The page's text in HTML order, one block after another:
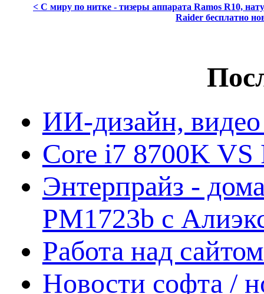
< С миру по нитке - тизеры аппарата Ramos R10,
Raider бесплатно
ИИ-дизайн,
Core i7 8700K VS
Энтерпрайз -
PM1723b с
Работа над
Новости софта /